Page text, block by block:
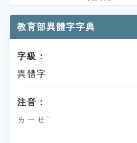
貓頭鷹博士
教育部異體字字典
字級：
異體字
注音：
ㄌㄧㄝˋ